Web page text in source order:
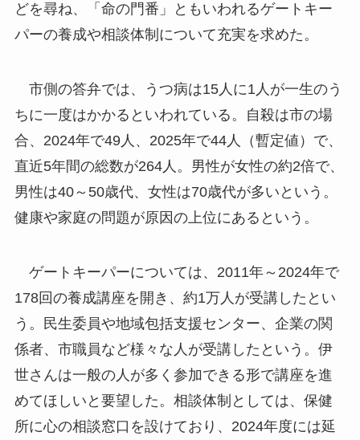
どを尋ね、「命の門番」ともいわれるゲートキー
パーの養成や相談体制について充実を求めた。
市側の答弁では、うつ病は15人に1人が一生のう
ちに一度はかかるといわれている。自殺は市の場
合、2024年で49人、2025年で44人（暫定値）で、
直近5年間の総数が264人。男性が女性の約2倍で、
男性は40～50歳代、女性は70歳代が多いという。
健康や家庭の問題が原因の上位にあるという。
ゲートキーパーについては、2011年～2024年で
178回の養成講座を開き、約1万人が受講したとい
う。民生委員や地域包括支援センター、企業の関
係者、市職員など様々な人が受講したという。伊
世さんは一般の人が多く参加できる形で講座を進
めてほしいと要望した。相談体制としては、保健
所に心の相談窓口を設けており、2024年度には延